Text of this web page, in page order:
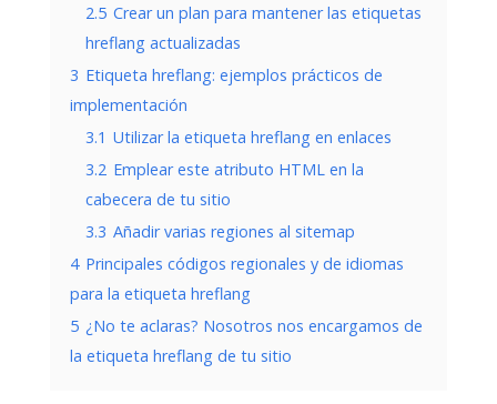
2.5 Crear un plan para mantener las etiquetas
hreflang actualizadas
3 Etiqueta hreflang: ejemplos prácticos de
implementación
3.1 Utilizar la etiqueta hreflang en enlaces
3.2 Emplear este atributo HTML en la
cabecera de tu sitio
3.3 Añadir varias regiones al sitemap
4 Principales códigos regionales y de idiomas
para la etiqueta hreflang
5 ¿No te aclaras? Nosotros nos encargamos de
la etiqueta hreflang de tu sitio